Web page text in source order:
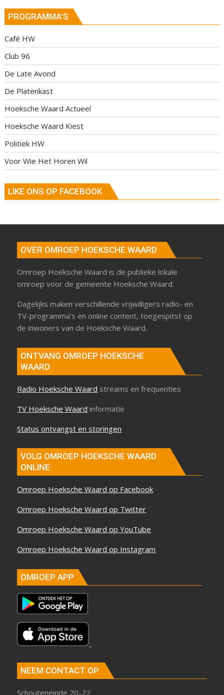
PROGRAMMA’S
Café HW
Club 96
De Late Avond
De Platenkast
Hoeksche Waard Actueel
Hoeksche Waard Kiest
Politiek HW
Voor Wie Het Horen Wil
LIKE ONS OP FACEBOOK
OVER OMROEP HOEKSCHE WAARD
Omroep Hoeksche Waard is de publieke lokale
omroep voor de gemeente Hoeksche Waard.
Dagelijks maken verschillende vrijwilligers radio- en
TV-programma’s en online content, toegespitst op
de inwoners van de Hoeksche Waard.
ONTVANG OMROEP HOEKSCHE
WAARD
Radio Hoeksche Waard streams en frequenties
TV Hoeksche Waard informatie
Status ontvangst en storingen
VOLG OMROEP HOEKSCHE WAARD
ONLINE
Omroep Hoeksche Waard op Facebook
Omroep Hoeksche Waard op Twitter
Omroep Hoeksche Waard op YouTube
Omroep Hoeksche Waard op Instagram
OMROEP APP
NEEM CONTACT OP
Schouteneinde 20-22